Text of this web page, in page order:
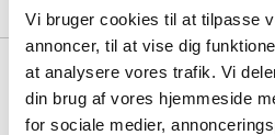
Vi bruger cookies til at tilpasse
annoncer, til at vise dig
at analysere vores trafik. Vi
din brug af vores hjemmeside
for sociale medier,
Butterflies
med